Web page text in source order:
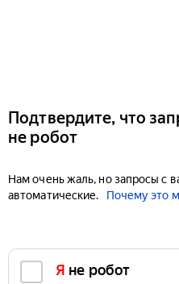
Подтвердите, что
не робот
Нам очень жаль, но запросы с
автоматические.
Почему это
Я не робот